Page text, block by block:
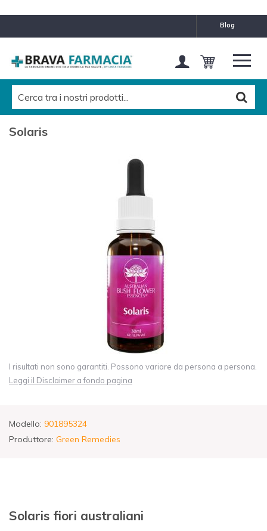
blog
Solaris
I risultati non sono garantiti. Possono variare da persona a persona.
Leggi il Disclaimer a fondo pagina
Modello: 901895324
Produttore: Green Remedies
Solaris fiori australiani